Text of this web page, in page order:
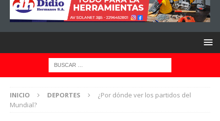
INICIO DEPORTES
¿Por dónde ver los partidos del
Mundial?